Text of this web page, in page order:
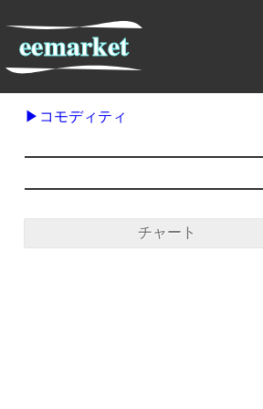
コモディティ
チャート